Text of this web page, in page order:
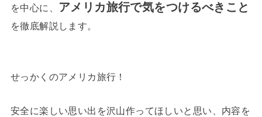
を中心に、
アメリカ旅行で気をつけるべきこと
を徹底解説します。
せっかくのアメリカ旅行！
安全に楽しい思い出を沢山作ってほしいと思い、内容を